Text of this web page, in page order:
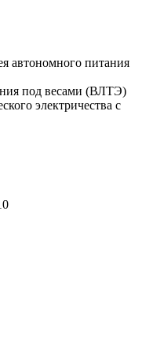
автономного питания
под весами (ВЛТЭ)
электричества с